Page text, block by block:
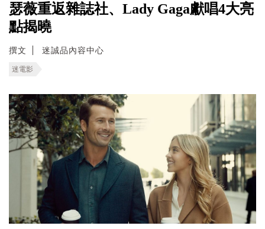
瑟薇重返雜誌社、Lady Gaga獻唱4大亮
點揭曉
撰文 迷誠品內容中心
迷電影